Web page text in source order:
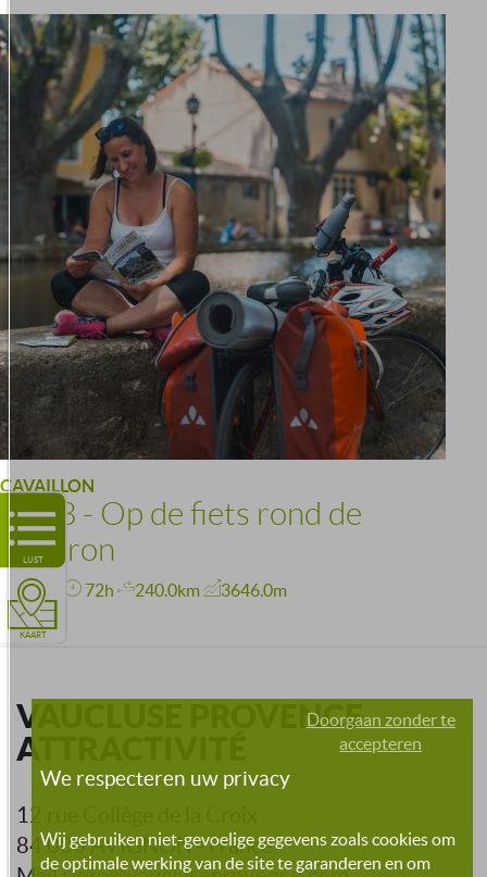
LIJST
KAART
CAVAILLON
V863 - Op de fiets rond de
Luberon
Moeilijk 72h 240.0km 3646.0m
VAUCLUSE PROVENCE
ATTRACTIVITÉ
12 rue Collège de la Croix
84 000 AVIGNON - France
Doorgaan zonder te
accepteren
We respecteren uw privacy
Wij gebruiken niet-gevoelige gegevens zoals cookies om
de optimale werking van de site te garanderen en om